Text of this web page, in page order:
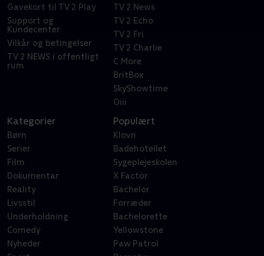
Gavekort til TV 2 Play
Support og
Kundecenter
Vilkår og betingelser
TV 2 NEWS i offentligt
rum
TV 2 News
TV 2 Echo
TV 2 Fri
TV 2 Charlie
C More
BritBox
SkyShowtime
Oiii
Kategorier
Børn
Serier
Film
Dokumentar
Reality
Livsstil
Underholdning
Comedy
Nyheder
Populært
Klovn
Badehotellet
Sygeplejeskolen
X Factor
Bachelor
Forræder
Bachelorette
Yellowstone
Paw Patrol